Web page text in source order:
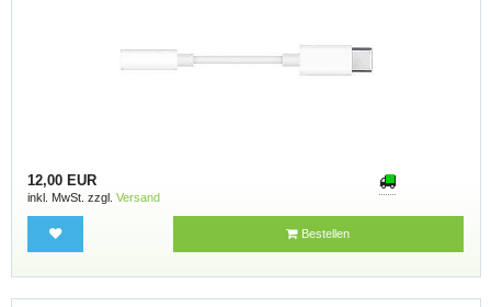
12,00 EUR
inkl. MwSt. zzgl. Versand
Bestellen